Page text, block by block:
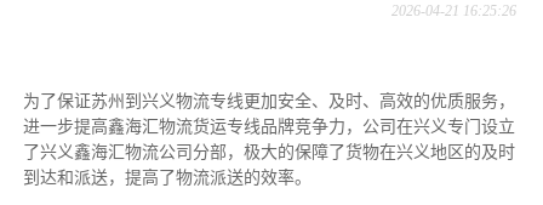
2026-04-21 16:25:26
为了保证苏州到兴义物流专线更加安全、及时、高效的优质服务，
进一步提高鑫海汇物流货运专线品牌竞争力，公司在兴义专门设立
了兴义鑫海汇物流公司分部，极大的保障了货物在兴义地区的及时
到达和派送，提高了物流派送的效率。